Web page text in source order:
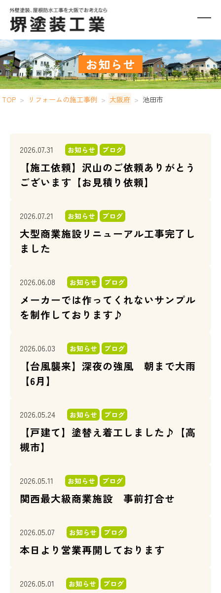
お知らせ
TOP > リフォームの施工事例 > 大阪府 > 池田市
2026.07.31 お知らせ ブログ
【施工依頼】沢山のご依頼ありがとう
ございます【お見積り依頼】
2026.07.21 お知らせ ブログ
大型商業施設リニューアル工事完了し
ました
2026.06.08 お知らせ ブログ
メーカーでは作ってくれないサンプル
を制作しております♪
2026.06.03 お知らせ ブログ
【台風襲来】深夜の強風 朝まで大雨
【6月】
2026.05.24 お知らせ ブログ
【戸建て】塗替え着工しました♪【高
槻市】
2026.05.11 お知らせ ブログ
関西最大級商業施設 事前打合せ
2026.05.07 お知らせ ブログ
本日より営業再開しております
2026.05.01 お知らせ ブログ